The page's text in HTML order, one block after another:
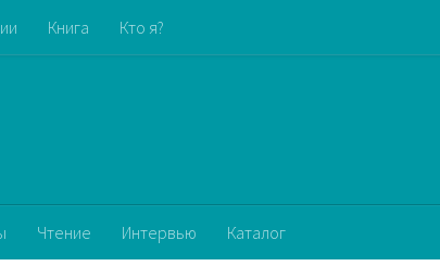
Книга Кто я?
Чтение Интервью Каталог